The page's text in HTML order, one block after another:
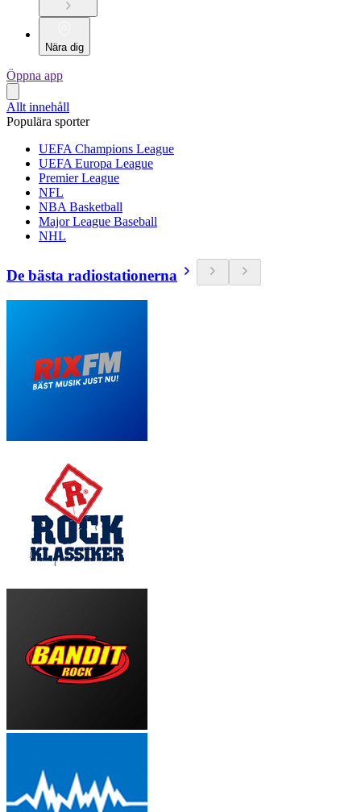
Nära dig
Öppna app
Allt innehåll
Populära sporter
UEFA Champions League
UEFA Europa League
Premier League
NFL
NBA Basketball
Major League Baseball
NHL
De bästa radiostationerna